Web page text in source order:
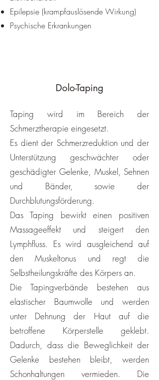
Epilepsie (krampfauslösende Wirkung)
Psychische Erkrankungen
Dolo-Taping
Taping wird im Bereich der
Schmerztherapie eingesetzt.
Es dient der Schmerzreduktion und der
Unterstützung geschwächter oder
geschädigter Gelenke, Muskel, Sehnen
und Bänder, sowie der
Durchblutungsförderung.
Das Taping bewirkt einen positiven
Massageeffekt und steigert den
Lymphfluss. Es wird ausgleichend auf
den Muskeltonus und regt die
Selbstheilungskräfte des Körpers an.
Die Tapingverbände bestehen aus
elastischer Baumwolle und werden
unter Dehnung der Haut auf die
betroffene Körperstelle geklebt.
Dadurch, dass die Beweglichkeit der
Gelenke bestehen bleibt, werden
Schonhaltungen vermieden. Die